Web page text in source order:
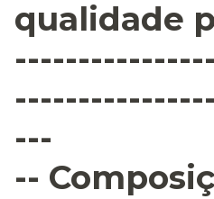
qualidade
---
--